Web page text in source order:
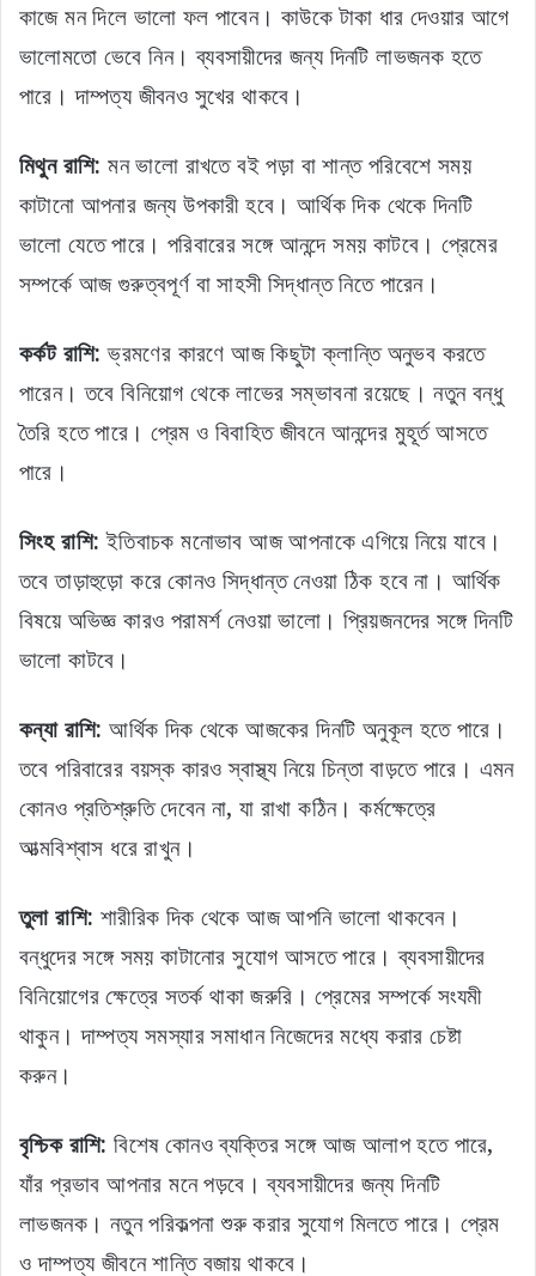
কাজে মন দিলে ভালো ফল পাবেন। কাউকে টাকা ধার দেওয়ার আগে
ভালোমতো ভেবে নিন। ব্যবসায়ীদের জন্য দিনটি লাভজনক হতে
পারে। দাম্পত্য জীবনও সুখের থাকবে।
মিথুন রাশি: মন ভালো রাখতে বই পড়া বা শান্ত পরিবেশে সময়
কাটানো আপনার জন্য উপকারী হবে। আর্থিক দিক থেকে দিনটি
ভালো যেতে পারে। পরিবারের সঙ্গে আনন্দে সময় কাটবে। প্রেমের
সম্পর্কে আজ গুরুত্বপূর্ণ বা সাহসী সিদ্ধান্ত নিতে পারেন।
কর্কট রাশি: ভ্রমণের কারণে আজ কিছুটা ক্লান্তি অনুভব করতে
পারেন। তবে বিনিয়োগ থেকে লাভের সম্ভাবনা রয়েছে। নতুন বন্ধু
তৈরি হতে পারে। প্রেম ও বিবাহিত জীবনে আনন্দের মুহূর্ত আসতে
পারে।
সিংহ রাশি: ইতিবাচক মনোভাব আজ আপনাকে এগিয়ে নিয়ে যাবে।
তবে তাড়াহুড়ো করে কোনও সিদ্ধান্ত নেওয়া ঠিক হবে না। আর্থিক
বিষয়ে অভিজ্ঞ কারও পরামর্শ নেওয়া ভালো। প্রিয়জনদের সঙ্গে দিনটি
ভালো কাটবে।
কন্যা রাশি: আর্থিক দিক থেকে আজকের দিনটি অনুকূল হতে পারে।
তবে পরিবারের বয়স্ক কারও স্বাস্থ্য নিয়ে চিন্তা বাড়তে পারে। এমন
কোনও প্রতিশ্রুতি দেবেন না, যা রাখা কঠিন। কর্মক্ষেত্রে
আত্মবিশ্বাস ধরে রাখুন।
তুলা রাশি: শারীরিক দিক থেকে আজ আপনি ভালো থাকবেন।
বন্ধুদের সঙ্গে সময় কাটানোর সুযোগ আসতে পারে। ব্যবসায়ীদের
বিনিয়োগের ক্ষেত্রে সতর্ক থাকা জরুরি। প্রেমের সম্পর্কে সংযমী
থাকুন। দাম্পত্য সমস্যার সমাধান নিজেদের মধ্যে করার চেষ্টা
করুন।
বৃশ্চিক রাশি: বিশেষ কোনও ব্যক্তির সঙ্গে আজ আলাপ হতে পারে,
যাঁর প্রভাব আপনার মনে পড়বে। ব্যবসায়ীদের জন্য দিনটি
লাভজনক। নতুন পরিকল্পনা শুরু করার সুযোগ মিলতে পারে। প্রেম
ও দাম্পত্য জীবনে শান্তি বজায় থাকবে।